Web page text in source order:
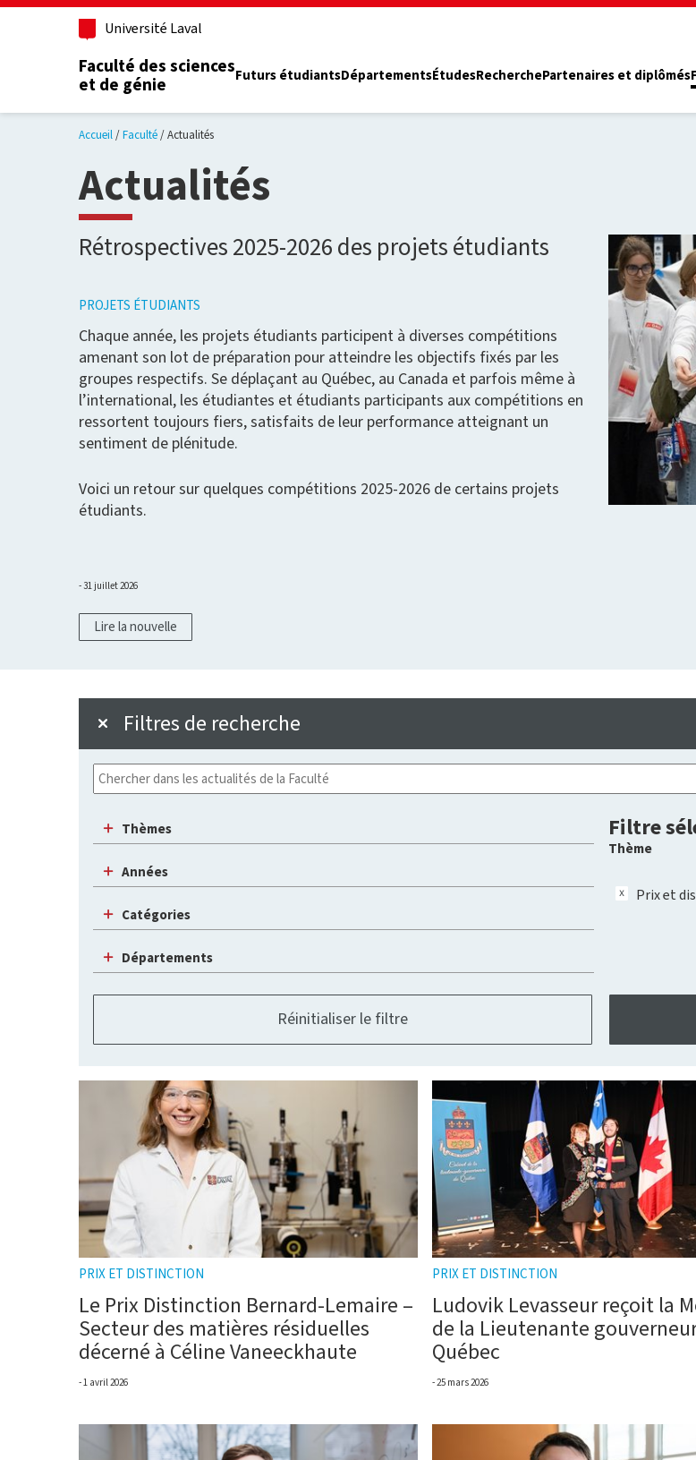
Aller au contenu principal
Université Laval
Faculté des sciences
et de génie
Futurs étudiantsDépartementsÉtudesRecherchePartenaires et diplômés
Accueil Faculté Actualités
Actualités
Rétrospectives 2025-2026 des projets étudiants
PROJETS ÉTUDIANTS
Chaque année, les projets étudiants participent à diverses compétitions
amenant son lot de préparation pour atteindre les objectifs fixés par les
groupes respectifs. Se déplaçant au Québec, au Canada et parfois même à
l’international, les étudiantes et étudiants participants aux compétitions en
ressortent toujours fiers, satisfaits de leur performance atteignant un
sentiment de plénitude.
Voici un retour sur quelques compétitions 2025-2026 de certains projets
étudiants.
31 juillet 2026
Lire la nouvelle
Filtres de recherche
Thèmes
Années
Catégories
Départements
Filtre
Thème
Prix et
PRIX ET DISTINCTION
Le Prix Distinction Bernard-Lemaire –
Secteur des matières résiduelles
décerné à Céline Vaneeckhaute
1 avril 2026
PRIX ET DISTINCTION
Ludovik Levasseur reçoit la
de la Lieutenante
Québec
25 mars 2026